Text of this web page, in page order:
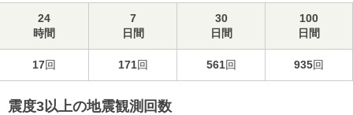
24
時間
7
日間
30
日間
100
日間
17回 171回 561回 935回
震度3以上の地震観測回数